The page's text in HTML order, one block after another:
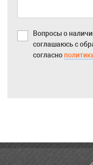
Вопросы о
соглашаюсь с
согласно